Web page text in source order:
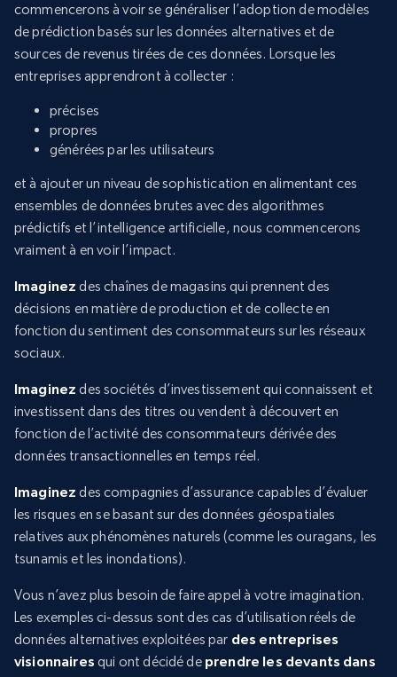
commencerons à voir se généraliser l’adoption de modèles
de prédiction basés sur les données alternatives et de
sources de revenus tirées de ces données. Lorsque les
entreprises apprendront à collecter :
précises
propres
générées par les utilisateurs
et à ajouter un niveau de sophistication en alimentant ces
ensembles de données brutes avec des algorithmes
prédictifs et l’intelligence artificielle, nous commencerons
vraiment à en voir l’impact.
Imaginez des chaînes de magasins qui prennent des
décisions en matière de production et de collecte en
fonction du sentiment des consommateurs sur les réseaux
sociaux.
Imaginez des sociétés d’investissement qui connaissent et
investissent dans des titres ou vendent à découvert en
fonction de l’activité des consommateurs dérivée des
données transactionnelles en temps réel.
Imaginez des compagnies d’assurance capables d’évaluer
les risques en se basant sur des données géospatiales
relatives aux phénomènes naturels (comme les ouragans, les
tsunamis et les inondations).
Vous n’avez plus besoin de faire appel à votre imagination.
Les exemples ci-dessus sont des cas d’utilisation réels de
données alternatives exploitées par des entreprises
visionnaires qui ont décidé de prendre les devants dans